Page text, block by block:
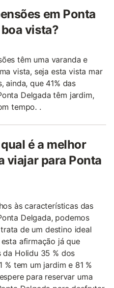
em Ponta
vista?
têm uma varanda e
vista, seja esta vista mar
ainda, que 41% das
Delgada têm jardim,
tempo. .
é a melhor
viajar para Ponta
às características das
Delgada, podemos
de um destino ideal
afirmação já que
da Holidu 35 % dos
% tem um jardim e 81 %
para reservar uma